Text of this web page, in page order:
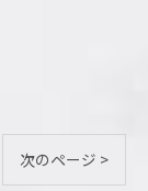
次のページ >